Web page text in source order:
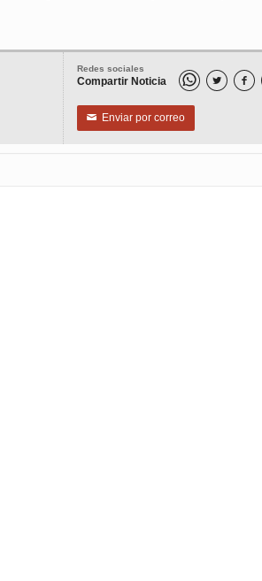
Redes sociales
Compartir Noticia  
✉ Enviar por correo